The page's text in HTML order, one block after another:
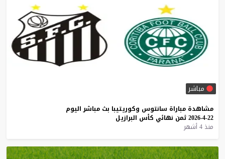
مباشر
مشاهدة مباراة سانتوس وكوريتيبا بث مباشر اليوم
22-4-2026
ثمن نهائي كأس البرازيل
منذ 4 أشهر